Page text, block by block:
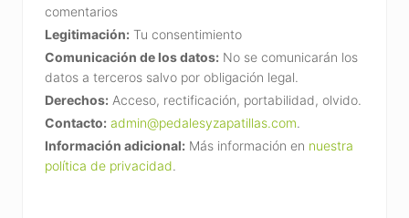
comentarios
Legitimación: Tu consentimiento
Comunicación de los datos: No se comunicarán los
datos a terceros salvo por obligación legal.
Derechos: Acceso, rectificación, portabilidad, olvido.
Contacto: admin@pedalesyzapatillas.com.
Información adicional: Más información en nuestra
política de privacidad.